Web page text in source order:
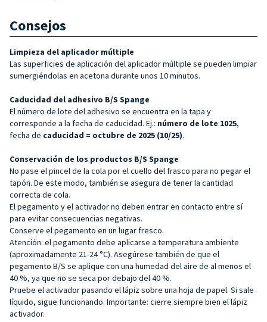
Consejos
Limpieza del aplicador múltiple
Las superficies de aplicación del aplicador múltiple se pueden limpiar
sumergiéndolas en acetona durante unos 10 minutos.
Caducidad del adhesivo B/S Spange
El número de lote del adhesivo se encuentra en la tapa y
corresponde a la fecha de caducidad. Ej.: número de lote 1025,
fecha de caducidad = octubre de 2025 (10/25).
Conservación de los productos B/S Spange
No pase el pincel de la cola por el cuello del frasco para no pegar el
tapón. De este modo, también se asegura de tener la cantidad
correcta de cola.
El pegamento y el activador no deben entrar en contacto entre sí
para evitar consecuencias negativas.
Conserve el pegamento en un lugar fresco.
Atención: el pegamento debe aplicarse a temperatura ambiente
(aproximadamente 21-24 °C). Asegúrese también de que el
pegamento B/S se aplique con una humedad del aire de al menos el
40 %, ya que no se seca por debajo del 40 %.
Pruebe el activador pasando el lápiz sobre una hoja de papel. Si sale
líquido, sigue funcionando. Importante: cierre siempre bien el lápiz
activador.